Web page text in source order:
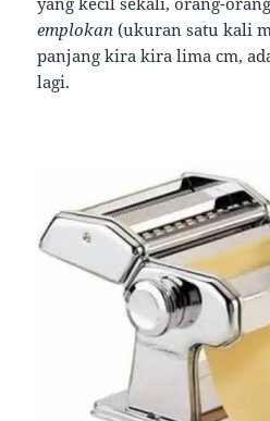
emplokan (ukuran satu kali
panjang kira kira lima cm,
lagi.